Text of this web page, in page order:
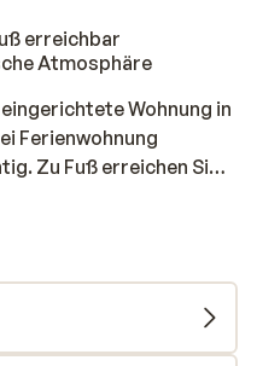
erreichbar
Atmosphäre
Wohnung in
Ferienwohnung
Zu Fuß erreichen Sie
Zentrum von Mayrhofen
und verfügen
Schlafzimmer und